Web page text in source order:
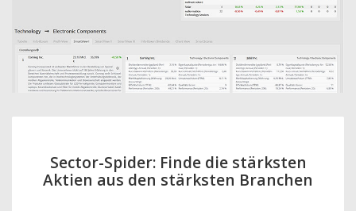
Sector-Spider: Finde die stärksten
Aktien aus den stärksten Branchen